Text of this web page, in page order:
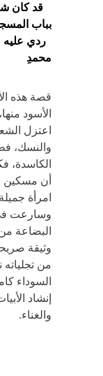
قد كان
بباب
ردي عليه
محمدِ
قصة هذه
الأسود
اعتزل
والنسك،
الكاسدة،
أن مسكين
امرأة
وسارعت
البضاعة
وثيقة
من تجلياته
السوداء
إنشاد
والغناء.